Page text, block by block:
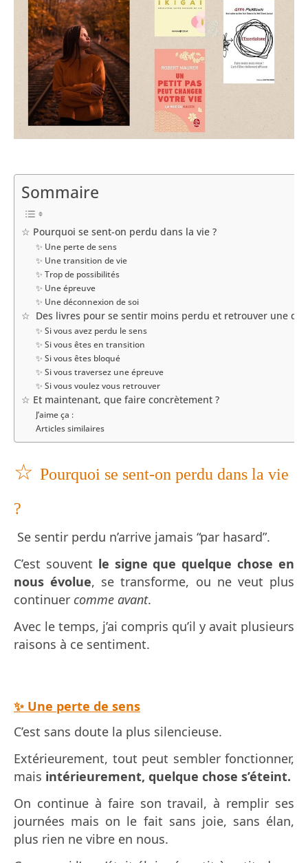
Sommaire
☆ Pourquoi se sent-on perdu dans la vie ?
✨ Une perte de sens
✨ Une transition de vie
✨ Trop de possibilités
✨ Une épreuve
✨ Une déconnexion de soi
☆ Des livres pour se sentir moins perdu et retrouver une
✨ Si vous avez perdu le sens
✨ Si vous êtes en transition
✨ Si vous êtes bloqué
✨ Si vous traversez une épreuve
✨ Si vous voulez vous retrouver
☆ Et maintenant, que faire concrètement ?
J’aime ça :
Articles similaires
☆ Pourquoi se sent-on perdu dans la vie
?
Se sentir perdu n’arrive jamais “par hasard”.
C’est souvent le signe que quelque chose en
nous évolue, se transforme, ou ne veut plus
continuer comme avant.
Avec le temps, j’ai compris qu’il y avait plusieurs
raisons à ce sentiment.
✨ Une perte de sens
C’est sans doute la plus silencieuse.
Extérieurement, tout peut sembler fonctionner,
mais intérieurement, quelque chose s’éteint.
On continue à faire son travail, à remplir ses
journées mais on le fait sans joie, sans élan,
plus rien ne vibre en nous.